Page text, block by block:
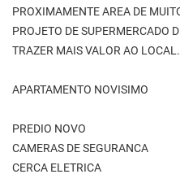
PROXIMAMENTE AREA DE
PROJETO DE SUPERMERCADO
TRAZER MAIS VALOR AO LOCAL.
APARTAMENTO NOVISIMO
PREDIO NOVO
CAMERAS DE SEGURANCA
CERCA ELETRICA